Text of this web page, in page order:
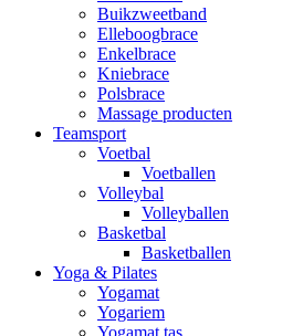
Buikzweetband
Elleboogbrace
Enkelbrace
Kniebrace
Polsbrace
Massage producten
Teamsport
Voetbal
Voetballen
Volleybal
Volleyballen
Basketbal
Basketballen
Yoga & Pilates
Yogamat
Yogariem
Yogamat tas